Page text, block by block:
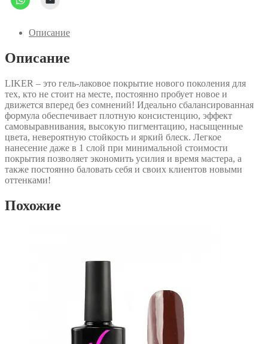
мл
Описание
Описание
LIKER – это гель-лаковое покрытие нового поколения для
тех, кто не стоит на месте, постоянно пробует новое и
движется вперед без сомнений! Идеально сбалансированная
формула обеспечивает плотную консистенцию, эффект
самовыравнивания, высокую пигментацию, насыщенные
цвета, невероятную стойкость и яркий блеск. Легкое
нанесение даже в 1 слой при минимальной стоимости
покрытия позволяет экономить усилия и время мастера, а
также постоянно баловать себя и своих клиентов новыми
оттенками!
Похожие